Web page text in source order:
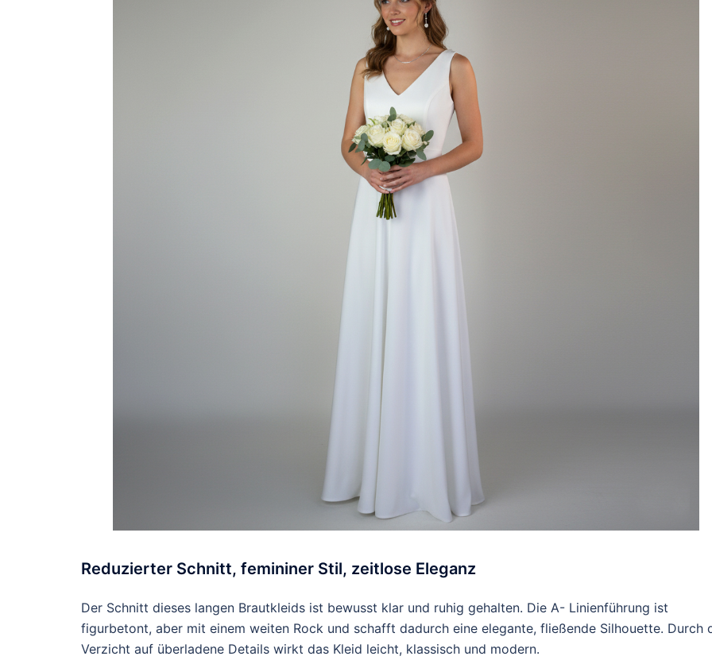
Reduzierter Schnitt, femininer Stil, zeitlose Eleganz
Der Schnitt dieses langen Brautkleids ist bewusst klar und ruhig gehalten. Die A- Linienführung ist
figurbetont, aber mit einem weiten Rock und schafft dadurch eine elegante, fließende Silhouette. Durch
Verzicht auf überladene Details wirkt das Kleid leicht, klassisch und modern.